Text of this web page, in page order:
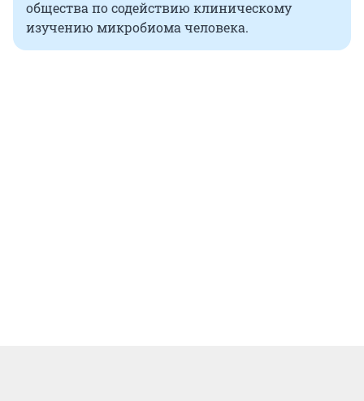
общества по содействию клиническому
изучению микробиома человека.